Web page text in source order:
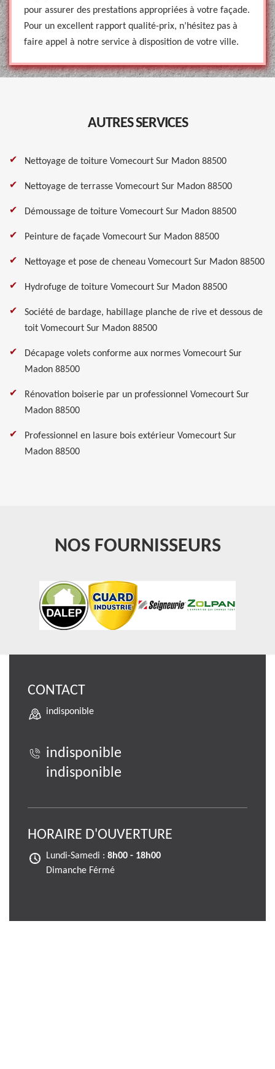
pour assurer des prestations appropriées à votre façade.
Pour un excellent rapport qualité-prix, n’hésitez pas à
faire appel à notre service à disposition de votre ville.
AUTRES SERVICES
Nettoyage de toiture Vomecourt Sur Madon 88500
Nettoyage de terrasse Vomecourt Sur Madon 88500
Démoussage de toiture Vomecourt Sur Madon 88500
Peinture de façade Vomecourt Sur Madon 88500
Nettoyage et pose de cheneau Vomecourt Sur Madon 88500
Hydrofuge de toiture Vomecourt Sur Madon 88500
Société de bardage, habillage planche de rive et dessous de
toit Vomecourt Sur Madon 88500
Décapage volets conforme aux normes Vomecourt Sur
Madon 88500
Rénovation boiserie par un professionnel Vomecourt Sur
Madon 88500
Professionnel en lasure bois extérieur Vomecourt Sur
Madon 88500
NOS FOURNISSEURS
CONTACT
indisponible
indisponible
indisponible
HORAIRE D'OUVERTURE
Lundi-Samedi : 8h00 - 18h00
Dimanche Férmé